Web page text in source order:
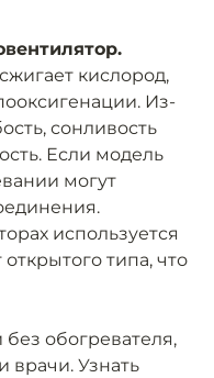
кислород,
Из-
сонливость
Если модель
могут
используется
типа, что
обогревателя,
врачи. Узнать